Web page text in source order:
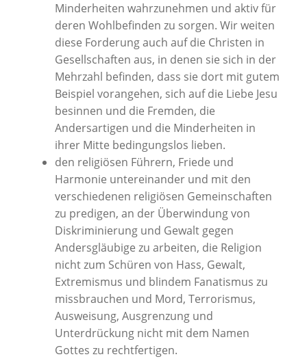
Minderheiten wahrzunehmen und aktiv für
deren Wohlbefinden zu sorgen. Wir weiten
diese Forderung auch auf die Christen in
Gesellschaften aus, in denen sie sich in der
Mehrzahl befinden, dass sie dort mit gutem
Beispiel vorangehen, sich auf die Liebe Jesu
besinnen und die Fremden, die
Andersartigen und die Minderheiten in
ihrer Mitte bedingungslos lieben.
den religiösen Führern, Friede und
Harmonie untereinander und mit den
verschiedenen religiösen Gemeinschaften
zu predigen, an der Überwindung von
Diskriminierung und Gewalt gegen
Andersgläubige zu arbeiten, die Religion
nicht zum Schüren von Hass, Gewalt,
Extremismus und blindem Fanatismus zu
missbrauchen und Mord, Terrorismus,
Ausweisung, Ausgrenzung und
Unterdrückung nicht mit dem Namen
Gottes zu rechtfertigen.